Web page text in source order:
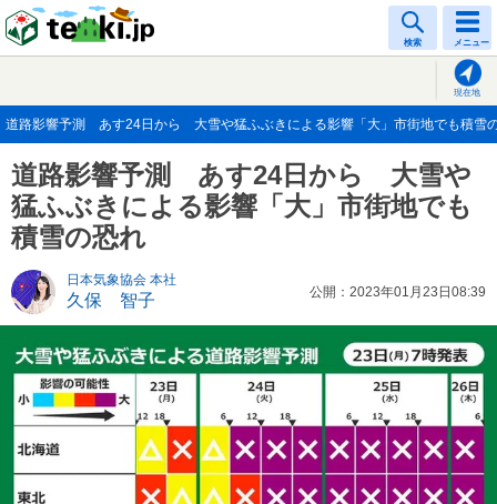
検索 メニュー
現在地
道路影響予測 あす24日から 大雪や猛ふぶきによる影響「大」市街地でも積雪
道路影響予測 あす24日から 大雪や
猛ふぶきによる影響「大」市街地でも
積雪の恐れ
日本気象協会 本社
久保 智子 公開：2023年01月23日08:39